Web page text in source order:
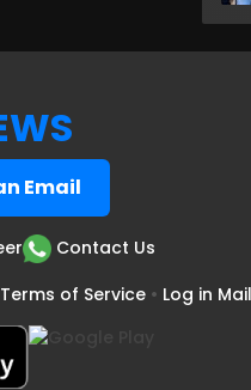
Email
Contact Us
Terms of Service • Log in Mail